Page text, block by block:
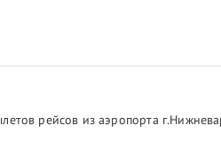
рейсов из аэропорта